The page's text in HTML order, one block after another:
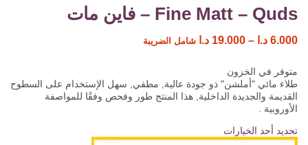
Fine Matt – Quds – فاين مات
6.000 د.ا –
19.000 د.ا شامل الضريبة
متوفر في الخزون
طلاء مائي "أملشن" ذو جودة عالية, مطفي, سهل الإستخدام على السطوح
القديمة والجديدة الداخلية, هذا المنتج طور وفحص وفقًا للمواصفة
الأوروبية .
تحديد أحد الخيارات